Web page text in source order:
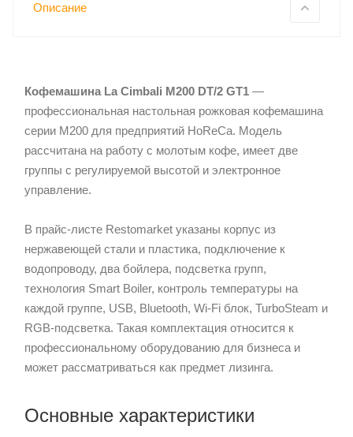
Описание
Кофемашина La Cimbali M200 DT/2 GT1 —
профессиональная настольная рожковая кофемашина
серии M200 для предприятий HoReCa. Модель
рассчитана на работу с молотым кофе, имеет две
группы с регулируемой высотой и электронное
управление.
В прайс-листе Restomarket указаны корпус из
нержавеющей стали и пластика, подключение к
водопроводу, два бойлера, подсветка групп,
технология Smart Boiler, контроль температуры на
каждой группе, USB, Bluetooth, Wi-Fi блок, TurboSteam и
RGB-подсветка. Такая комплектация относится к
профессиональному оборудованию для бизнеса и
может рассматриваться как предмет лизинга.
Основные характеристики